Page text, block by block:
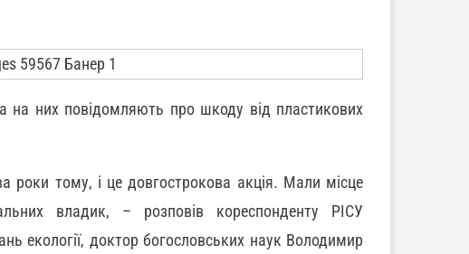
на них повідомляють про шкоду від пластикових
тому, і це довгострокова акція. Мали місце
владик, – розповів кореспонденту РІСУ
екології, доктор богословських наук Володимир